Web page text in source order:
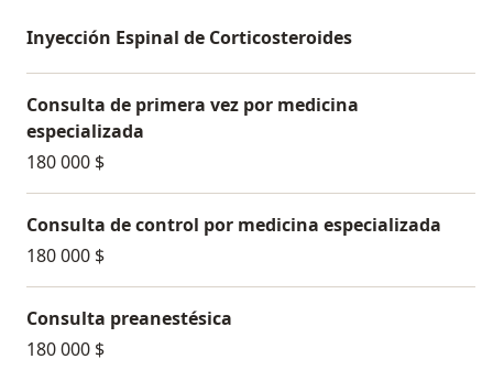
Si usted o alguien cercano a usted, sufre de alguna
Inyección Espinal de Corticosteroides
Consulta de primera vez por medicina
especializada
180 000 $
Consulta de control por medicina especializada
180 000 $
Consulta preanestésica
180 000 $